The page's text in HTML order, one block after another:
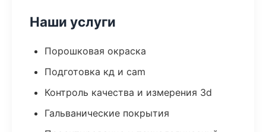
Наши услуги
Порошковая окраска
Подготовка кд и cam
Контроль качества и измерения 3d
Гальванические покрытия